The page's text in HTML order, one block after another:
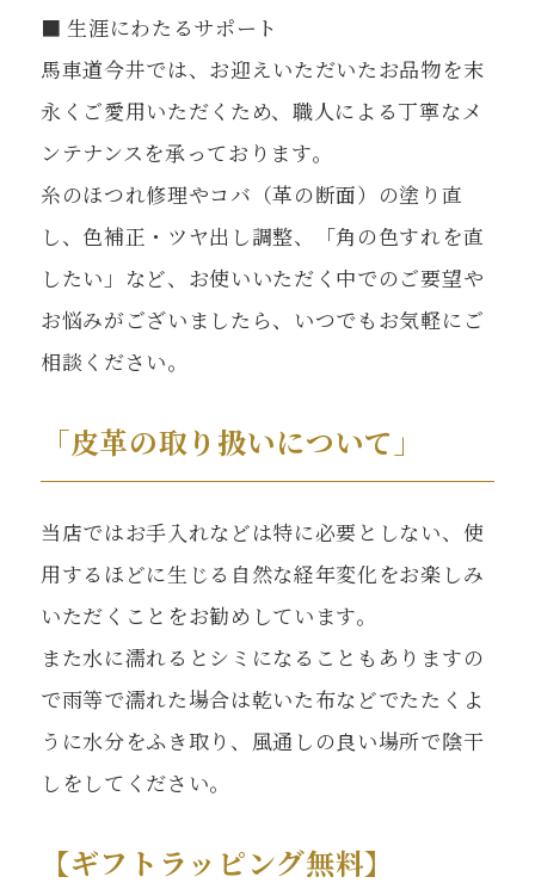
■ 生涯にわたるサポート
馬車道今井では、お迎えいただいたお品物を末
永くご愛用いただくため、職人による丁寧なメ
ンテナンスを承っております。
糸のほつれ修理やコバ（革の断面）の塗り直
し、色補正・ツヤ出し調整、「角の色すれを直
したい」など、お使いいただく中でのご要望や
お悩みがございましたら、いつでもお気軽にご
相談ください。
「皮革の取り扱いについて」
当店ではお手入れなどは特に必要としない、使
用するほどに生じる自然な経年変化をお楽しみ
いただくことをお勧めしています。
また水に濡れるとシミになることもありますの
で雨等で濡れた場合は乾いた布などでたたくよ
うに水分をふき取り、風通しの良い場所で陰干
しをしてください。
【ギフトラッピング無料】